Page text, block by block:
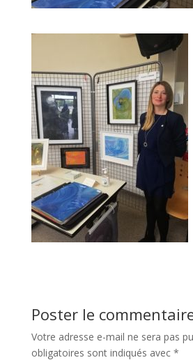
Poster le
Votre adresse e-mail ne sera pas
obligatoires sont indiqués avec *